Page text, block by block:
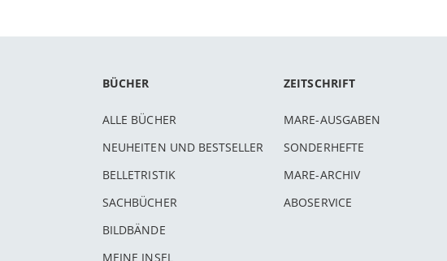
BÜCHER
ALLE BÜCHER
NEUHEITEN UND BESTSELLER
BELLETRISTIK
SACHBÜCHER
BILDBÄNDE
MEINE INSEL
ZEITSCHRIFT
MARE-AUSGABEN
SONDERHEFTE
MARE-ARCHIV
ABOSERVICE